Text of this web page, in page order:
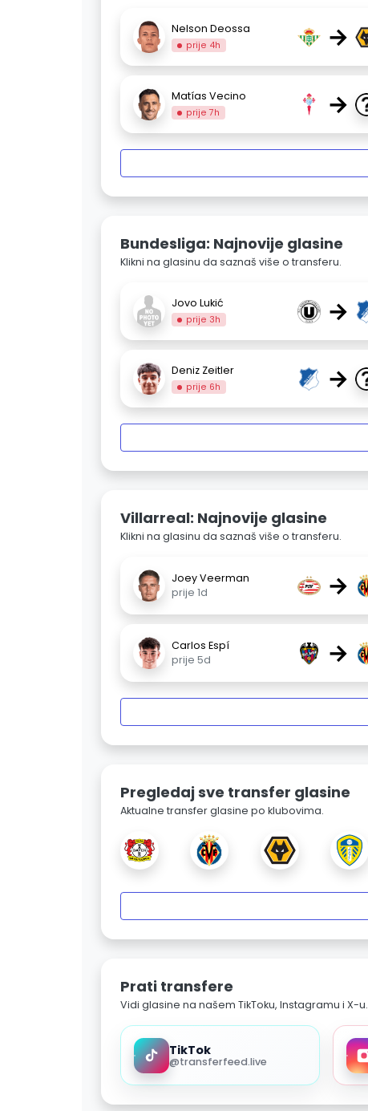
Nelson Deossa
prije 4h →
Matías Vecino
prije 7h →
Bundesliga: Najnovije glasine
Klikni na glasinu da saznaš više o transferu.
Jovo Lukić
prije 3h →
Deniz Zeitler
prije 6h →
Villarreal: Najnovije glasine
Klikni na glasinu da saznaš više o transferu.
Joey Veerman
prije 1d
→
Carlos Espí
prije 5d
→
Pregledaj sve transfer glasine
Aktualne transfer glasine po klubovima.
Prati transfere
Vidi glasine na našem TikToku, Instagramu i X-u.
TikTok
@transferfeed.live